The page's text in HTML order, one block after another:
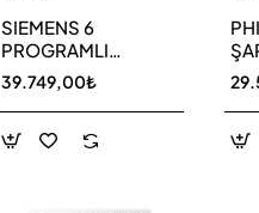
SIEMENS 6
PROGRAMLI
BULAŞIK MAKİNESİ
SN216W00DT
39.749,00₺
11